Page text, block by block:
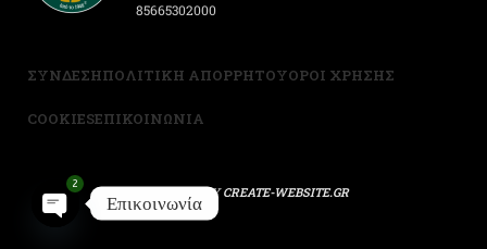
85665302000
ΣΥΝΔΕΣΗΠΟΛΙΤΙΚΗ ΑΠΟΡΡΗΤΟΥΟΡΟΙ ΧΡΗΣΗΣ
COOKIESΕΠΙΚΟΙΝΩΝΙΑ
POWERED BY CREATE-WEBSITE.GR
Επικοινωνία
2